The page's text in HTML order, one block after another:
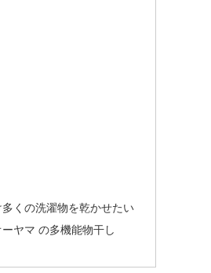
くの洗濯物を乾かせたい
ヤマ の多機能物干し